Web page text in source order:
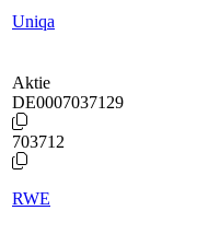
Uniqa
Aktie
DE0007037129
703712
RWE